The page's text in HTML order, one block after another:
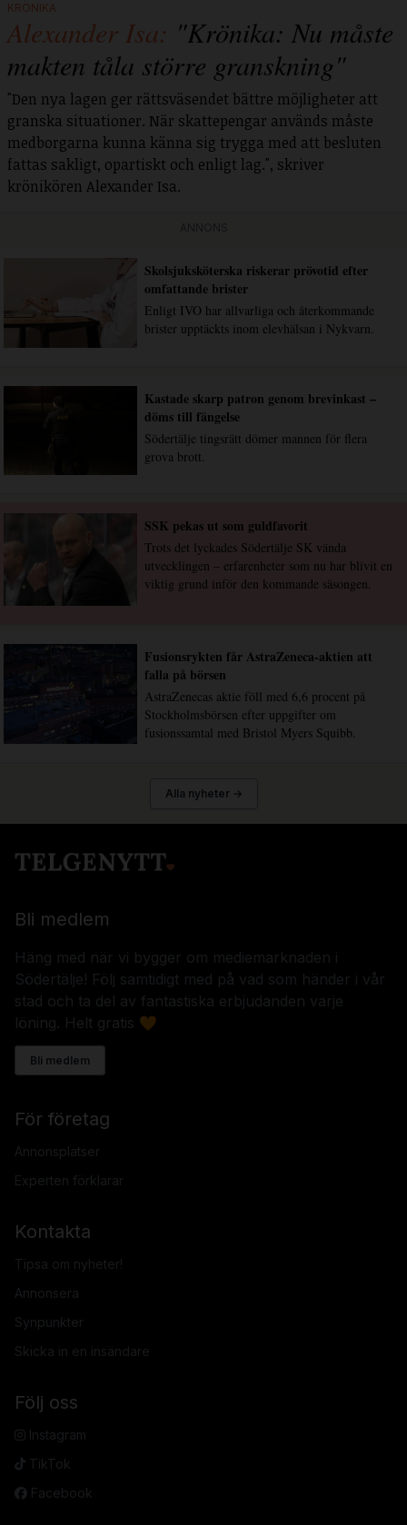
KRÖNIKA
Alexander Isa: "Krönika: Nu måste
makten tåla större granskning"
"Den nya lagen ger rättsväsendet bättre möjligheter att
granska situationer. När skattepengar används måste
medborgarna kunna känna sig trygga med att besluten
fattas sakligt, opartiskt och enligt lag.", skriver
krönikören Alexander Isa.
Skolsjuksköterska riskerar prövotid efter
omfattande brister
Enligt IVO har allvarliga och återkommande
brister upptäckts inom elevhälsan i Nykvarn.
Kastade skarp patron genom brevinkast –
döms till fängelse
Södertälje tingsrätt dömer mannen för flera
grova brott.
SSK pekas ut som guldfavorit
Trots det lyckades Södertälje SK vända
utvecklingen – erfarenheter som nu har blivit en
viktig grund inför den kommande säsongen.
Fusionsrykten får AstraZeneca-aktien att
falla på börsen
AstraZenecas aktie föll med 6,6 procent på
Stockholmsbörsen efter uppgifter om
fusionssamtal med Bristol Myers Squibb.
Alla nyheter →
Bli medlem
Häng med när vi bygger om mediemarknaden i
Södertälje! Följ samtidigt med på vad som händer i vår
stad och ta del av fantastiska erbjudanden varje
löning. Helt gratis 🧡
Bli medlem
För företag
Annonsplatser
Experten förklarar
Kontakta
Tipsa om nyheter!
Annonsera
Synpunkter
Skicka in en insändare
Följ oss
Instagram
TikTok
Facebook